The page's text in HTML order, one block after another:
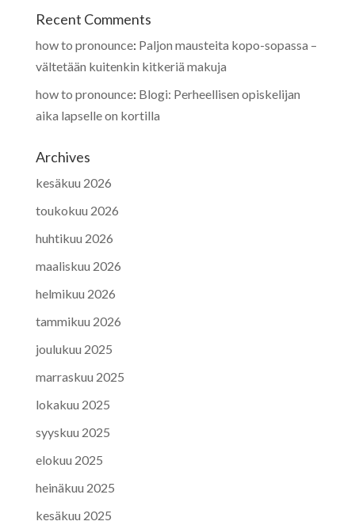
Recent Comments
how to pronounce: Paljon mausteita kopo-sopassa –
vältetään kuitenkin kitkeriä makuja
how to pronounce: Blogi: Perheellisen opiskelijan
aika lapselle on kortilla
Archives
kesäkuu 2026
toukokuu 2026
huhtikuu 2026
maaliskuu 2026
helmikuu 2026
tammikuu 2026
joulukuu 2025
marraskuu 2025
lokakuu 2025
syyskuu 2025
elokuu 2025
heinäkuu 2025
kesäkuu 2025